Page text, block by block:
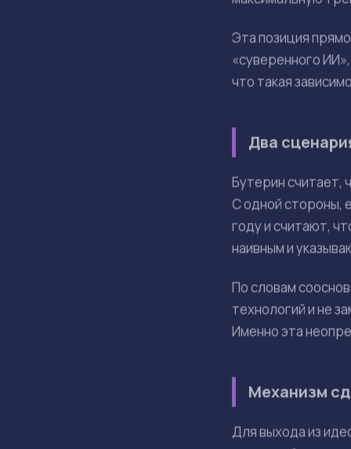
Текущая
Предложен
Инициатива
«Мировое
направлена на
контролирующее